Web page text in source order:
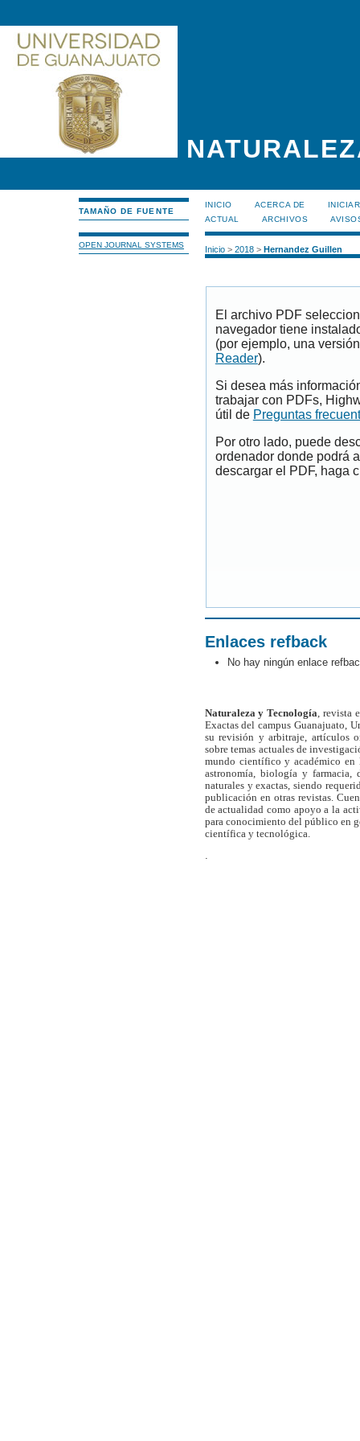
TAMAÑO DE FUENTE
OPEN JOURNAL SYSTEMS
INICIO ACERCA DE
ACTUAL
ARCHIVOS
Inicio> 2018> Hernandez Guillen
El archivo PDF
navegador tiene
(por ejemplo, una
Reader).
Si desea más
trabajar con PDFs,
útil de Preguntas
Por otro lado, puede
ordenador donde podrá
descargar el PDF, haga
Enlaces refback
No hay ningún enlace
Naturaleza y Tecnología, revista
Exactas del campus Guanajuato,
su revisión y arbitraje, artículos
sobre temas actuales de
mundo científico y académico en
astronomía, biología y farmacia,
naturales y exactas, siendo
publicación en otras revistas.
de actualidad como apoyo a la
para conocimiento del público en
científica y tecnológica.
.